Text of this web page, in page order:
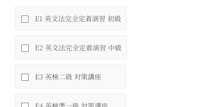
E1 英文法完全定着演習 初級
E2 英文法完全定着演習 中級
E3 英検二級 対策講座